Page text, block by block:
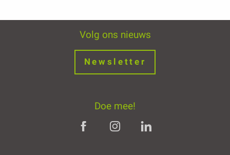
Volg ons nieuws
Newsletter
Doe mee!